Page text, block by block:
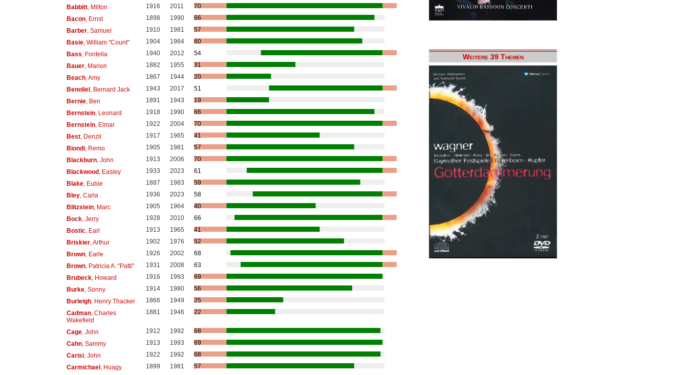
Babbitt, Milton 1916 2011
70
Bacon, Ernst 1898 1990
66
Barber, Samuel 1910 1981
57
Basie, William "Count" 1904 1984
60
Bass, Fontella 1940 2012
54
Bauer, Marion 1882 1955
31
Beach, Amy 1867 1944
20
Benoliel , Bernard Jack 1943 2017
51
Bernie, Ben 1891 1943
19
Bernstein, Leonard 1918 1990
66
Bernstein, Elmar 1922 2004
70
Best, Denzil 1917 1965
41
Biondi, Remo 1905 1981
57
Blackburn, John 1913 2006
70
Blackwood , Easley 1933 2023
61
Blake, Eubie 1887 1983
59
Bley, Carla 1936 2023
58
Blitzstein, Marc 1905 1964
40
Bock, Jerry 1928 2010
66
Bostic, Earl 1913 1965
41
Briskier, Arthur 1902 1976
52
Brown, Earle 1926 2002
68
Brown, Patricia A. "Patti" 1931 2008
63
Brubeck, Howard 1916 1993
69
Burke, Sonny 1914 1980
56
Burleigh, Henry Thacker 1866 1949
25
Cadman, Charles
Wakefield
1881 1946 22
Cage, John 1912 1992
68
Cahn, Sammy 1913 1993
69
Carisi, John 1922 1992
68
Carmichael , Hoagy 1899 1981
57
Weitere 39 Themen